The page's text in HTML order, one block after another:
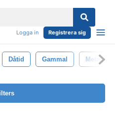
Logga in Registrera sig
Dåtid Gammal Metallisk